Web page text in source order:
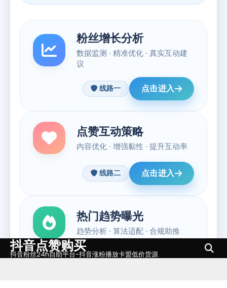
Skip
to
抖音点赞购买
抖音粉丝24h自助平台-抖音涨粉播放卡盟低价货源